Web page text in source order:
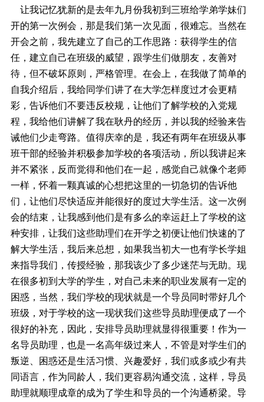
让我记忆犹新的是去年九月份我初到三班给学弟学妹们
开的第一次例会，那是我们第一次见面，很难忘。当然在
开会之前，我先建立了自己的工作思路：获得学生的信
任，建立自己在班级的威望，跟学生们做朋友，友善对
待，但不破坏原则，严格管理。在会上，在我做了简单的
自我介绍后，我给同学们讲了在大学怎样度过才会更精
彩，告诉他们不要违反校规，让他们了解学校的入党规
程，我给他们讲解了我在耿丹的经历，并以我的经验来告
诫他们少走弯路。值得庆幸的是，我还有两年在班级从事
班干部的经验并积极参加学校的各项活动，所以我讲起来
并不紧张，反而觉得和他们在一起，感觉自己就像个老师
一样，怀着一颗真诚的心想把这里的一切急切的告诉他
们，让他们尽快适应并能很好的度过大学生活。这一次例
会的结束，让我感到他们是有多么的幸运赶上了学校的这
种安排，让我们这些助理们在开学之初便让他们快速的了
解大学生活，我后来总想，如果我当初大一也有学长学姐
来指导我们，传授经验，那我该少了多少迷茫与无助。现
在很多初到大学的学生，对自己未来的职业发展有一定的
困惑，当然，我们学校的现状就是一个导员同时带好几个
班级，对于学校的这一现状我们这些导员助理便成了一个
很好的补充，因此，安排导员助理就显得很重要！作为一
名导员助理，也是一名高年级过来人，不管是对学生们的
叛逆、困惑还是生活习惯、兴趣爱好，我们或多或少有共
同语言，作为同龄人，我们更容易沟通交流，这样，导员
助理就顺理成章的成为了学生和导员的一个沟通桥梁。导